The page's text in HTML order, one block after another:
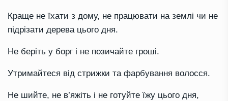
Краще не їхати з дому, не працювати на землі чи не
підрізати дерева цього дня.
Не беріть у борг і не позичайте гроші.
Утримайтеся від стрижки та фарбування волосся.
Не шийте, не в’яжіть і не готуйте їжу цього дня,